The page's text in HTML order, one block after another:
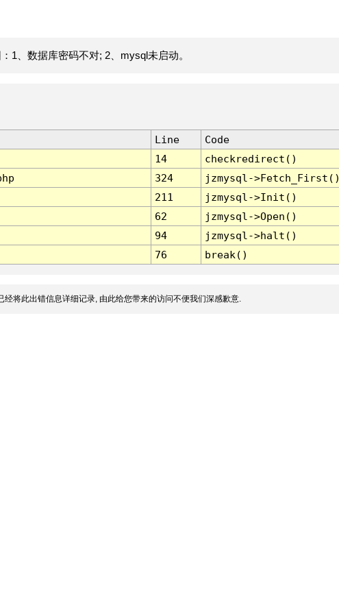
1、数据库密码不对; 2、mysql未启动。
Line
Code
14
checkredirect()
324
jzmysql-
211
jzmysql->Init()
62
jzmysql->Open()
94
jzmysql->halt()
76 break()
经将此出错信息详细记录, 由此给您带来的访问不便我们深感歉意.